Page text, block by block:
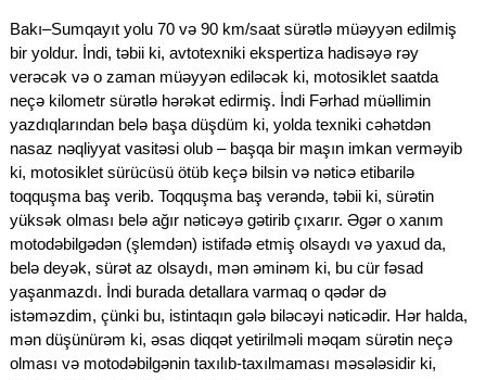
Bakı–Sumqayıt yolu 70 və 90 km/saat sürətlə müəyyən edilmiş
bir yoldur. İndi, təbii ki, avtotexniki ekspertiza hadisəyə rəy
verəcək və o zaman müəyyən ediləcək ki, motosiklet saatda
neçə kilometr sürətlə hərəkət edirmiş. İndi Fərhad müəllimin
yazdıqlarından belə başa düşdüm ki, yolda texniki cəhətdən
nasaz nəqliyyat vasitəsi olub – başqa bir maşın imkan verməyib
ki, motosiklet sürücüsü ötüb keçə bilsin və nəticə etibarilə
toqquşma baş verib. Toqquşma baş verəndə, təbii ki, sürətin
yüksək olması belə ağır nəticəyə gətirib çıxarır. Əgər o xanım
motodəbilgədən (şlemdən) istifadə etmiş olsaydı və yaxud da,
belə deyək, sürət az olsaydı, mən əminəm ki, bu cür fəsad
yaşanmazdı. İndi burada detallara varmaq o qədər də
istəməzdim, çünki bu, istintaqın gələ biləcəyi nəticədir. Hər halda,
mən düşünürəm ki, əsas diqqət yetirilməli məqam sürətin neçə
olması və motodəbilgənin taxılıb-taxılmaması məsələsidir ki,